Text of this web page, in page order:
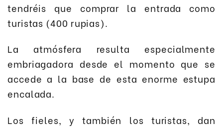
tendréis que comprar la entrada como
turistas (400 rupias).
La atmósfera resulta especialmente
embriagadora desde el momento que se
accede a la base de esta enorme estupa
encalada.
Los fieles, y también los turistas, dan